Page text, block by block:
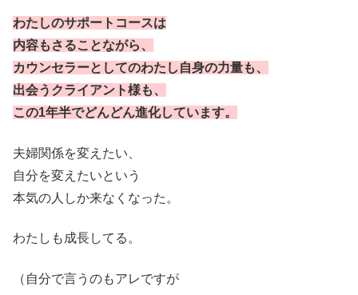
わたしのサポートコースは
内容もさることながら、
カウンセラーとしてのわたし自身の力量も、
出会うクライアント様も、
この1年半でどんどん進化しています。
夫婦関係を変えたい、
自分を変えたいという
本気の人しか来なくなった。
わたしも成長してる。
（自分で言うのもアレですが